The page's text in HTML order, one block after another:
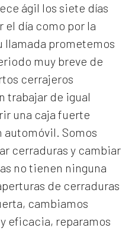
ágil los siete días
el día como por la
llamada prometemos
muy breve de
cerrajeros
trabajar de igual
una caja fuerte
automóvil. Somos
cerraduras y cambiar
no tienen ninguna
de cerraduras
cambiamos
eficacia, reparamos